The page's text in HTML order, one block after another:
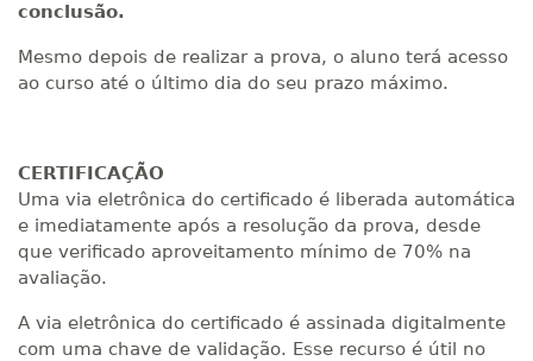
conclusão.
Mesmo depois de realizar a prova, o aluno terá acesso
ao curso até o último dia do seu prazo máximo.
CERTIFICAÇÃO
Uma via eletrônica do certificado é liberada automática
e imediatamente após a resolução da prova, desde
que verificado aproveitamento mínimo de 70% na
avaliação.
A via eletrônica do certificado é assinada digitalmente
com uma chave de validação. Esse recurso é útil no